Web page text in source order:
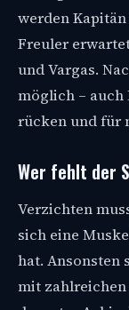
werden
Freuler
und Vargas.
möglich –
rücken und für
Wer fehlt der
Verzichten
sich eine
hat. Ansonsten
mit